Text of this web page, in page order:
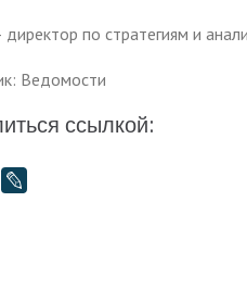
по стратегиям и
Ведомости
ссылкой: